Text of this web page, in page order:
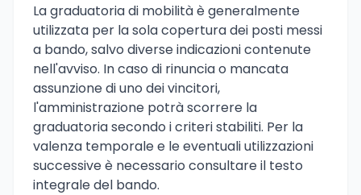
La graduatoria di mobilità è generalmente
utilizzata per la sola copertura dei posti messi
a bando, salvo diverse indicazioni contenute
nell'avviso. In caso di rinuncia o mancata
assunzione di uno dei vincitori,
l'amministrazione potrà scorrere la
graduatoria secondo i criteri stabiliti. Per la
valenza temporale e le eventuali utilizzazioni
successive è necessario consultare il testo
integrale del bando.